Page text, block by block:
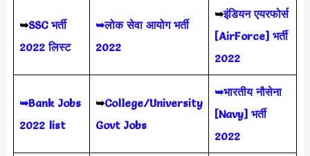
➥SSC भर्ती
2022 लिस्ट
➥लोक सेवा आयोग भर्ती
2022
➥इंडियन एयरफोर्स
[AirForce] भर्ती
2022
➥Bank Jobs
2022 list
➥College/University
Govt Jobs
➥भारतीय नौसेना
[Navy] भर्ती
2022